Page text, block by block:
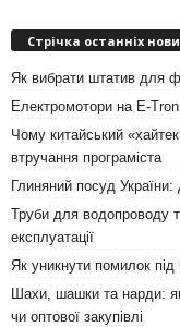
Стрічка останніх
Як вибрати штатив для
Електромотори на E-
Чому китайський
втручання програміста
Глиняний посуд України:
Труби для водопроводу
експлуатації
Як уникнути помилок
Шахи, шашки та нарди:
чи оптової закупівлі